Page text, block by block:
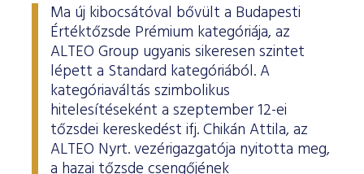
Ma új kibocsátóval bővült a Budapesti
Értéktőzsde Prémium kategóriája, az
ALTEO Group ugyanis sikeresen szintet
lépett a Standard kategóriából. A
kategóriaváltás szimbolikus
hitelesítéseként a szeptember 12-ei
tőzsdei kereskedést ifj. Chikán Attila, az
ALTEO Nyrt. vezérigazgatója nyitotta meg,
a hazai tőzsde csengőjének